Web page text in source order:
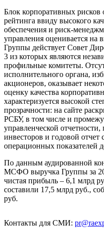
Блок корпоративных
рейтинга ввиду высокого
обеспечения и риск-
управления оценивается на
Группы действует Совет
3 из которых являются
профильные комитеты.
исполнительного органа,
акционеров, оказывает
оценку качества
характеризуется высокой
прозрачности: на сайте
РСБУ, в том числе и
управленческой
инвесторов и годовой
операционных показателей
По данным аудированной
МСФО выручка Группы за
чистая прибыль – 6,1 млрд
составили 17,5 млрд руб.,
руб.
Контакты для СМИ: